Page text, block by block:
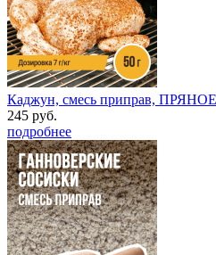
Каджун, смесь приправ,
245 руб.
подробнее